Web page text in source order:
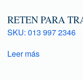
RETEN PARA
SKU: 013 997 2346
Leer más